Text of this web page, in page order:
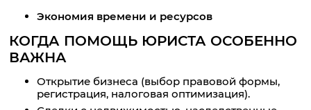
Экономия времени и ресурсов
КОГДА ПОМОЩЬ ЮРИСТА ОСОБЕННО
ВАЖНА
Открытие бизнеса (выбор правовой формы,
регистрация, налоговая оптимизация).